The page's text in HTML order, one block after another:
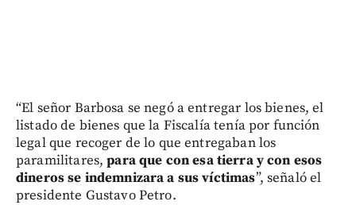
“El señor Barbosa se negó a entregar los bienes, el
listado de bienes que la Fiscalía tenía por función
legal que recoger de lo que entregaban los
paramilitares,para que con esa tierra y con esos
dineros se indemnizara a sus víctimas”, señaló el
presidente Gustavo Petro.